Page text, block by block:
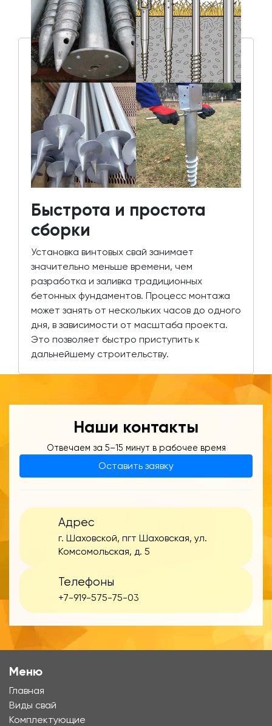
Быстрота и простота
сборки
Установка винтовых свай занимает
значительно меньше времени, чем
разработка и заливка традиционных
бетонных фундаментов. Процесс монтажа
может занять от нескольких часов до одного
дня, в зависимости от масштаба проекта.
Это позволяет быстро приступить к
дальнейшему строительству.
Наши контакты
Отвечаем за 5–15 минут в рабочее время
Оставить заявку
Адрес
г. Шаховской, пгт Шаховская, ул.
Комсомольская, д. 5
Телефоны
+7-919-575-75-03
Меню
Главная
Виды свай
Комплектующие